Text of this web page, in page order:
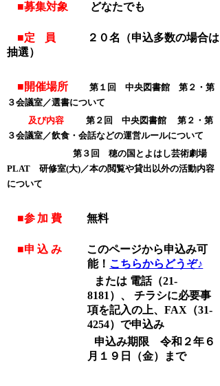
■募集対象 どなたでも
■定員
２０名（申込多数の場合は
抽選）
■開催場所 第１回 中央図書館 第２・第
３会議室／選書について
及び内容第２回 中央図書館
第２・第
３会議室／飲食・会話などの運営ルールについて
第３回 穂の国とよはし芸術劇場
PLAT 研修室(大)／本の閲覧や貸出以外の活動内容
について
■参加費 無料
■申込み
このページから申込み可
能！ こちらからどうぞ♪
または 電話（21-
8181）、
チラシに必要事
項を記入の上、FAX（31-
4254）で申込み
申込み期限 令和２年６
月１９日（金）まで